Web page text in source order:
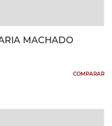
MACHADO
COMPARAR